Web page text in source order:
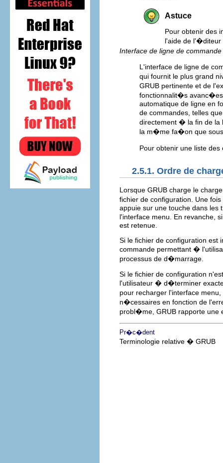
Astuce
Pour obtenir des
l'aide de
Interface de ligne de commande
L'interface de ligne de
qui fournit le plus grand
GRUB pertinente et de
fonctionnalit�s avanc�es
automatique de ligne en
de commandes, telles
directement � la fin de la
la m�me fa�on que
Pour obtenir une liste
2.5.1. Ordre de
Lorsque GRUB charge le
fichier de configuration. Une
appuie sur une touche dans les
l'interface menu. En revanche,
est retenue.
Si le fichier de configuration est
commande permettant �
processus de d�marrage.
Si le fichier de configuration
l'utilisateur � d�terminer
pour recharger l'interface
n�cessaires en fonction de
probl�me, GRUB rapporte une
Pr�c�dent
Terminologie relative � GRUB